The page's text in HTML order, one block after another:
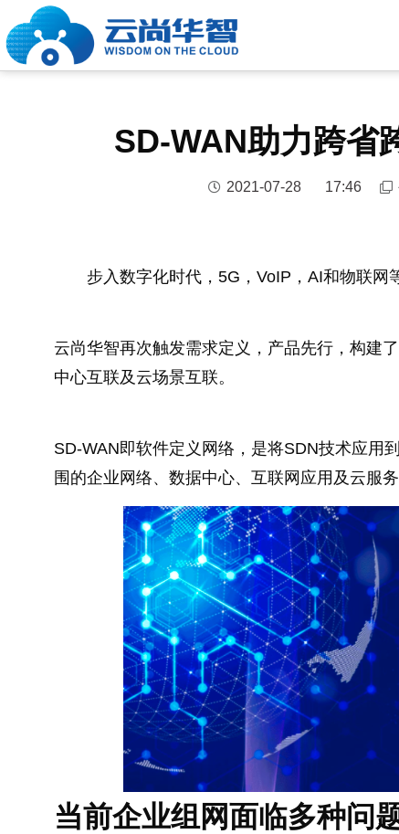
SD-WAN助力跨省
2021-07-28 17:46
步入数字化时代，5G，VoIP，AI和物联网
云尚华智再次触发需求定义，产品先行，构建
中心互联及云场景互联。
SD-WAN即软件定义网络，是将SDN技术应用
围的企业网络、数据中心、互联网应用及云服务
当前企业组网面临多种问